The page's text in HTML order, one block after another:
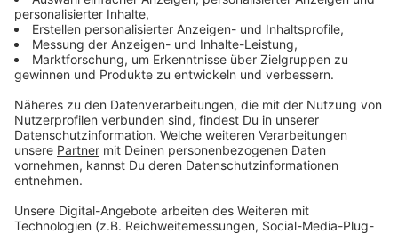
Anzeige
Wir benötigen Ihre
Zustimmung, um den YouTube
Video-Service zu laden!
Drittanbieters, um Videoinhalte
einzubetten. Dieser Service kann